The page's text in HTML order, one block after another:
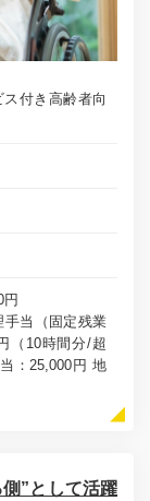
付き高齢者向
円
手当（固定残業
（10時間分/超
：25,000円 地
”として活躍